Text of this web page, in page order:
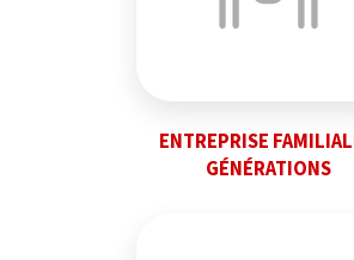
ENTREPRISE
GÉNÉRATIONS